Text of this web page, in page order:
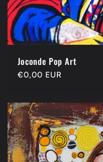
Joconde Pop Art
Precio
€0,00 EUR